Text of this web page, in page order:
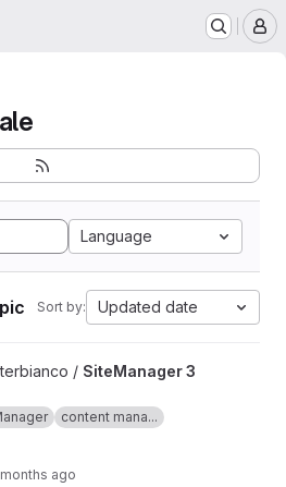
Language
Sort by: Updated date
/ SiteManager 3
content mana...
ago